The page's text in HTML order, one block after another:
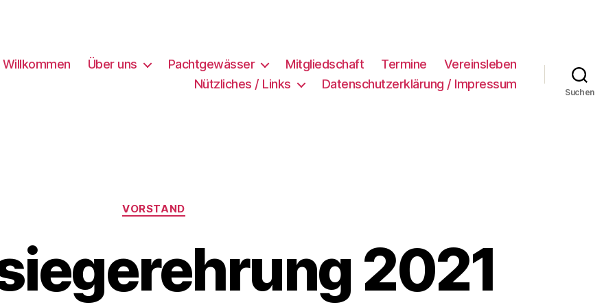
Willkommen Über uns Pachtgewässer Mitgliedschaft Termine
Vereinsleben
Nützliches / Links
Datenschutzerklärung / Impressum
Suchen
Kategorien
VORSTAND
2021